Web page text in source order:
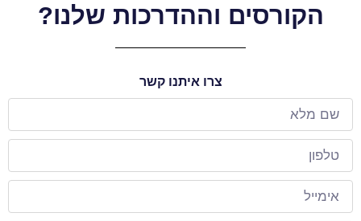
הקורסים וההדרכות שלנו?
צרו איתנו קשר